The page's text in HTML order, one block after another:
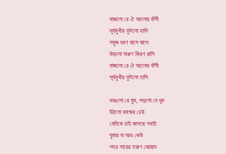
বাজলো রে ঐ আলোর বাঁশী
সূর্যমুখীর ফুটলো হাসি
সবুজ বরণ ঘাসে ঘাসে
উড়লো অরুণ কিরণ রাশি
বাজলো রে ঐ আলোর বাঁশী
সূর্যমুখীর ফুটলো হাসি
ভাঙলো রে ঘুম, পড়লো যে ধূম
উঠলো কাজের ঢেউ
যেদিকে চাই জাগছে সবাই
ঘুমায় না আর কেউ
শহর গায়ের তরুণ জোয়ান